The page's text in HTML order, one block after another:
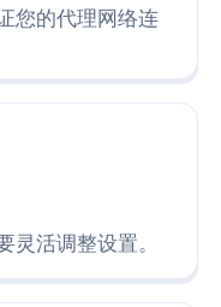
您的代理网络连
灵活调整设置。